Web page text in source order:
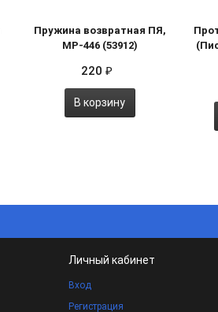
Пружина возвратная ПЯ,
МР-446 (53912)
220 ₽
В корзину
Личный кабинет
Вход
Регистрация